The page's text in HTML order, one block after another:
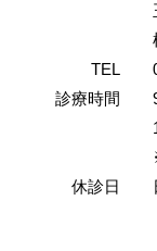
TEL
診療時間
休診日